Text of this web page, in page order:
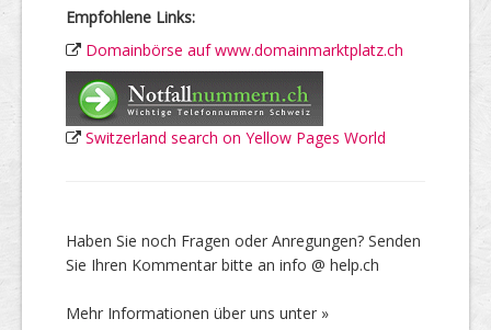
Empfohlene Links:
Domainbörse auf www.domainmarktplatz.ch
Switzerland search on Yellow Pages World
Haben Sie noch Fragen oder Anregungen? Senden
Sie Ihren Kommentar bitte an info @ help.ch
Mehr Informationen über uns unter »